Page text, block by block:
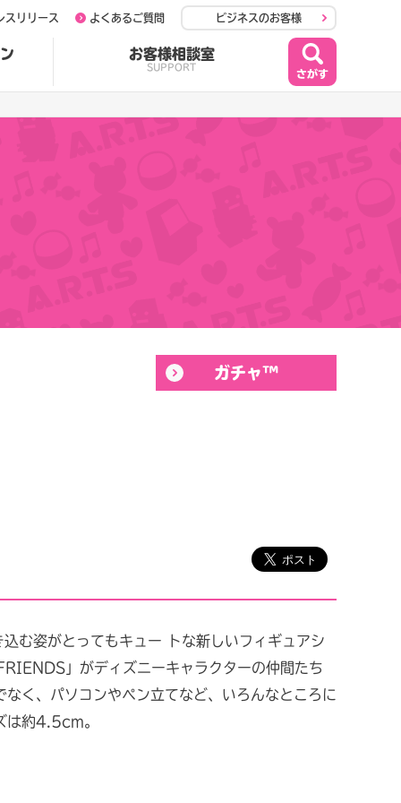
お客様相談室
SUPPORT
スリリース よくあるご質問 ビジネスのお客様
ガチャ™
む姿がとってもキュー トな新しいフィギュアシ
」がディズニーキャラクターの仲間たち
なく、パソコンやペン立てなど、いろんなところに
は約4.5cm。